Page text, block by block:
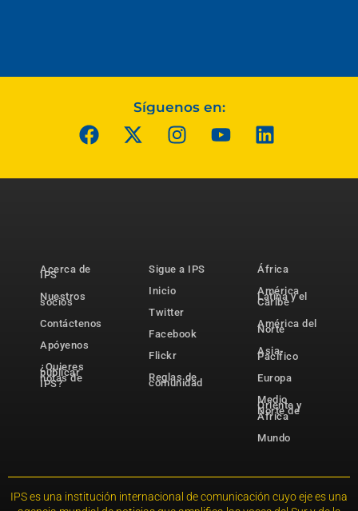
Síguenos en:
Acerca de
IPS
Nuestros
socios
Contáctenos
Apóyenos
¿Quieres
publicar
notas de
IPS?
Sigue a IPS
Inicio
Twitter
Facebook
Flickr
Reglas de
comunidad
África
América
Latina y el
Caribe
América del
Norte
Asia-
Pacífico
Europa
Medio
Oriente y
Norte de
África
Mundo
IPS es una institución internacional de comunicación cuyo eje es una